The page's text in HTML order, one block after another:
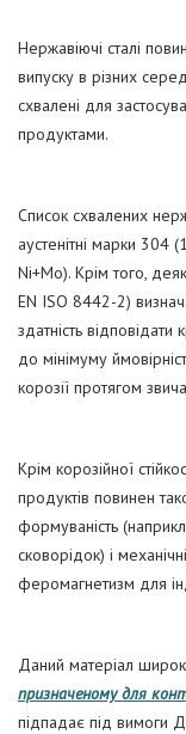
Нержавіючі сталі
випуску в різних
схвалені для
продуктами.
Список схвалених
аустенітні марки 304
Ni+Mo). Крім того,
EN ISO 8442-2)
здатність
до мінімуму
корозії протягом
Крім корозійної
продуктів повинен
формуваність
сковорідок) і
феромагнетизм для
Даний матеріал
призначеному для
підпадає під вимоги